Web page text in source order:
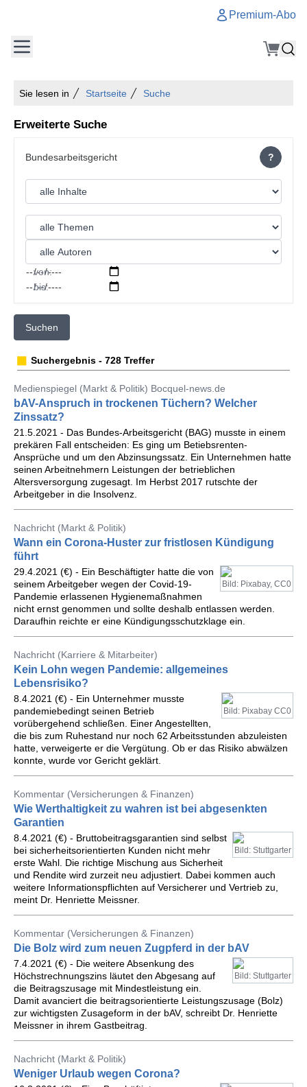
Premium-Abo
Sie lesen in Startseite Suche
Erweiterte Suche
?
von:
bis:
Suchen
Suchergebnis - 728 Treffer
Medienspiegel (Markt & Politik) Bocquel-news.de
bAV-Anspruch in trockenen Tüchern? Welcher
Zinssatz?
21.5.2021 - Das Bundes-Arbeitsgericht (BAG) musste in einem
prekären Fall entscheiden: Es ging um Betiebsrenten-
Ansprüche und um den Abzinsungssatz. Ein Unternehmen hatte
seinen Arbeitnehmern Leistungen der betrieblichen
Altersversorgung zugesagt. Im Herbst 2017 rutschte der
Arbeitgeber in die Insolvenz.
Nachricht (Markt & Politik)
Wann ein Corona-Huster zur fristlosen Kündigung
führt
Bild: Pixabay, CC0
29.4.2021 (€) - Ein Beschäftigter hatte die von
seinem Arbeitgeber wegen der Covid-19-
Pandemie erlassenen Hygienemaßnahmen
nicht ernst genommen und sollte deshalb entlassen werden.
Daraufhin reichte er eine Kündigungsschutzklage ein.
Nachricht (Karriere & Mitarbeiter)
Kein Lohn wegen Pandemie: allgemeines
Lebensrisiko?
Bild: Pixabay CC0
8.4.2021 (€) - Ein Unternehmer musste
pandemiebedingt seinen Betrieb
vorübergehend schließen. Einer Angestellten,
die bis zum Ruhestand nur noch 62 Arbeitsstunden abzuleisten
hatte, verweigerte er die Vergütung. Ob er das Risiko abwälzen
konnte, wurde vor Gericht geklärt.
Kommentar (Versicherungen & Finanzen)
Wie Werthaltigkeit zu wahren ist bei abgesenkten
Garantien
Bild: Stuttgarter
8.4.2021 (€) - Bruttobeitragsgarantien sind selbst
bei sicherheitsorientierten Kunden nicht mehr
erste Wahl. Die richtige Mischung aus Sicherheit
und Rendite wird zurzeit neu adjustiert. Dabei kommen auch
weitere Informationspflichten auf Versicherer und Vertrieb zu,
meint Dr. Henriette Meissner.
Kommentar (Versicherungen & Finanzen)
Die Bolz wird zum neuen Zugpferd in der bAV
Bild: Stuttgarter
7.4.2021 (€) - Die weitere Absenkung des
Höchstrechnungszins läutet den Abgesang auf
die Beitragszusage mit Mindestleistung ein.
Damit avanciert die beitragsorientierte Leistungszusage (Bolz)
zur wichtigsten Zusageform in der bAV, schreibt Dr. Henriette
Meissner in ihrem Gastbeitrag.
Nachricht (Markt & Politik)
Weniger Urlaub wegen Corona?